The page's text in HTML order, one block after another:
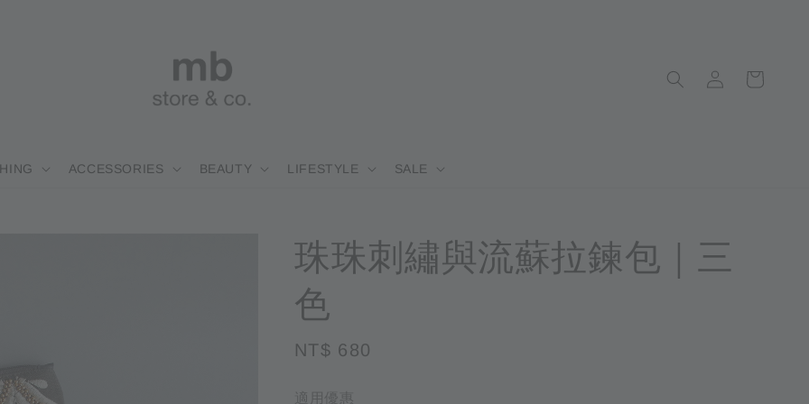
ACCESSORIES BEAUTY LIFESTYLE SALE
珠珠刺繡與流蘇拉鍊包｜三
色
Regular
NT$ 680
適用優惠